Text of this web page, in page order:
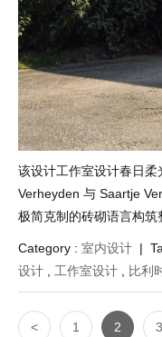
该设计工作室设计春日
Verheyden 与 Saartje
极简克制的砖砌语言构筑
Category : 室内设计 |
设计
工作室设计 比利
< 1 2 3